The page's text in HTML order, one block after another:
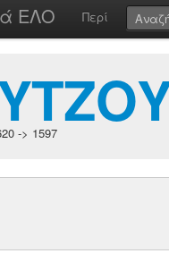
ΕΛΟ Περί
-> 1597